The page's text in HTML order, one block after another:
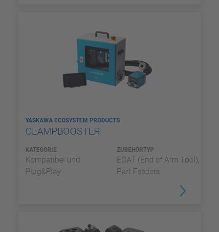
YASKAWA ECOSYSTEM PRODUCTS
CLAMPBOOSTER
KATEGORIE
Kompatibel und
Plug&Play
ZUBEHÖRTYP
EOAT (End of Arm Tool),
Part Feeders